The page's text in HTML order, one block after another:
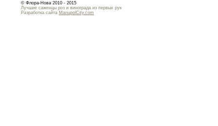
© Флора-Нова 2010 - 2015
Лучшие саженцы роз и винограда из первых рук
Разработка сайта MariupolCity.com